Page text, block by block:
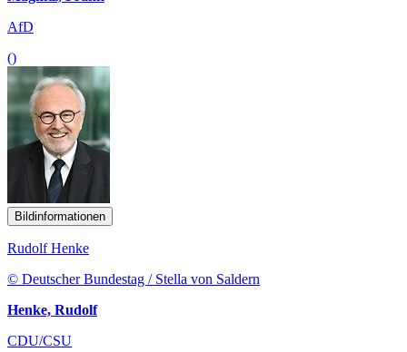
AfD
()
Bildinformationen
Rudolf Henke
© Deutscher Bundestag / Stella von Saldern
Henke, Rudolf
CDU/CSU